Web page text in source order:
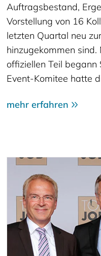
Auftragsbestand,
Vorstellung von 16
letzten Quartal neu
hinzugekommen sind.
offiziellen Teil begann
Event-Komitee hatte
mehr erfahren